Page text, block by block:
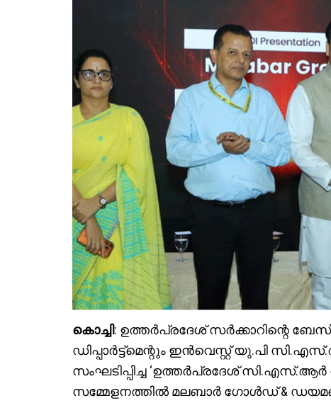
കൊച്ചി: ഉത്തര്‍പ്രദേശ് സര്‍ക്കാറിന്റെ
ഡിപ്പാര്‍ട്ട്മെന്റും ഇന്‍വെസ്റ്റ് യു.പി
സംഘടിപ്പിച്ച ‘ഉത്തര്‍പ്രദേശ്
സമ്മേളനത്തില്‍ മലബാര്‍ ഗോള്‍ഡ് &